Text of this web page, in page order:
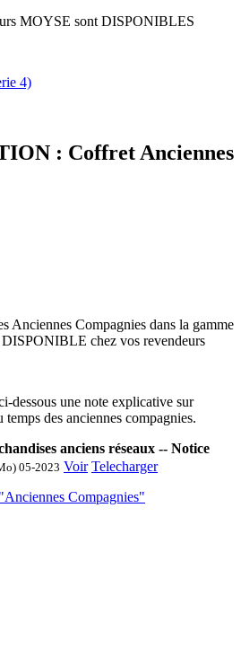
MOYSE sont DISPONIBLES
4)
: Coffret Anciennes
Anciennes Compagnies dans la gamme
chez vos revendeurs
dessous une note explicative sur
des anciennes compagnies.
anciens réseaux -- Notice
05-2023 Voir Telecharger
Compagnies"